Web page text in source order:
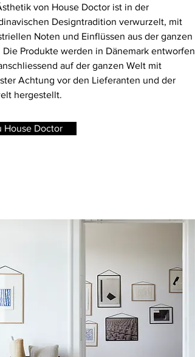
von House Doctor ist in der
Designtradition verwurzelt, mit
Noten und Einflüssen aus der ganzen
Die Produkte werden in Dänemark entworfen
auf der ganzen Welt mit
Achtung vor den Lieferanten und der
hergestellt.
House Doctor